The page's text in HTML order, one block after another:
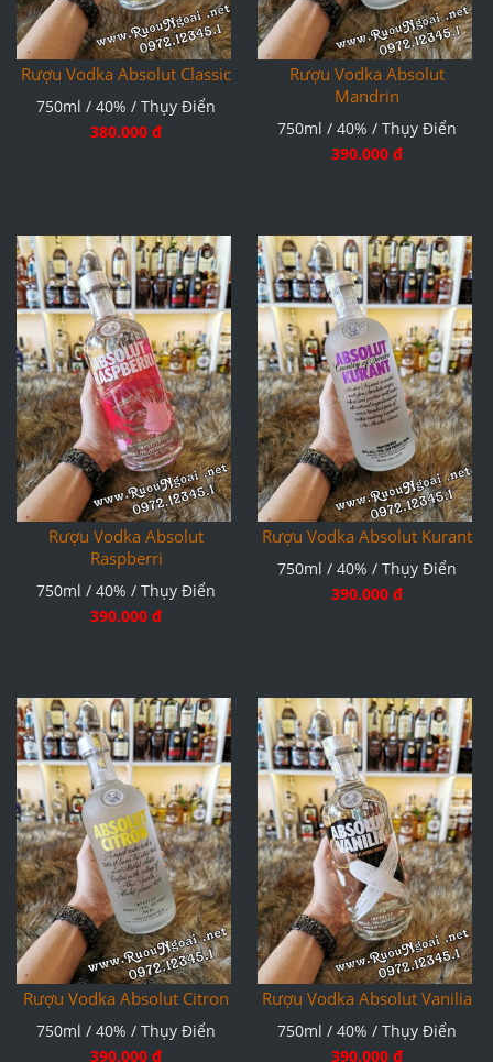
Rượu Vodka Absolut Classic
750ml / 40% / Thụy Điển
380.000 đ
Rượu Vodka Absolut
Mandrin
750ml / 40% / Thụy Điển
390.000 đ
Rượu Vodka Absolut
Raspberri
750ml / 40% / Thụy Điển
390.000 đ
Rượu Vodka Absolut Kurant
750ml / 40% / Thụy Điển
390.000 đ
Rượu Vodka Absolut Citron
750ml / 40% / Thụy Điển
390.000 đ
Rượu Vodka Absolut Vanilia
750ml / 40% / Thụy Điển
390.000 đ